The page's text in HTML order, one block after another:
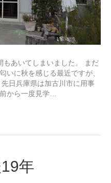
もあいてしまいました。 まだ
いに秋を感じる最近ですが、
日兵庫県は加古川市に用事
から一度見学…
年